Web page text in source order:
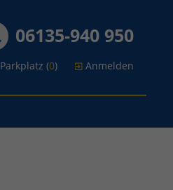
06135-940 950
Parkplatz (0) Anmelden